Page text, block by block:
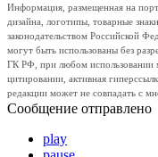
Информация, размещенная на
дизайна, логотипы, товарные
законодательством Российской
могут быть использованы без
ГК РФ, при любом использовании
цитировании, активная
редакции может не совпадать с
Сообщение отправлено
play